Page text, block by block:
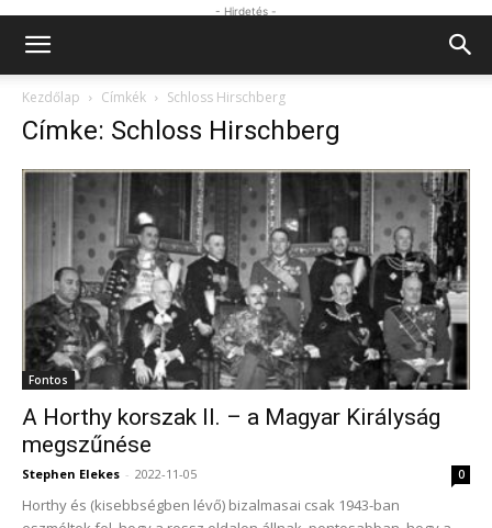
- Hirdetés -
Kezdőlap Címkék Schloss Hirschberg
Címke: Schloss Hirschberg
Fontos
A Horthy korszak II. – a Magyar Királyság
megszűnése
Stephen Elekes - 2022-11-05 0
Horthy és (kisebbségben lévő) bizalmasai csak 1943-ban